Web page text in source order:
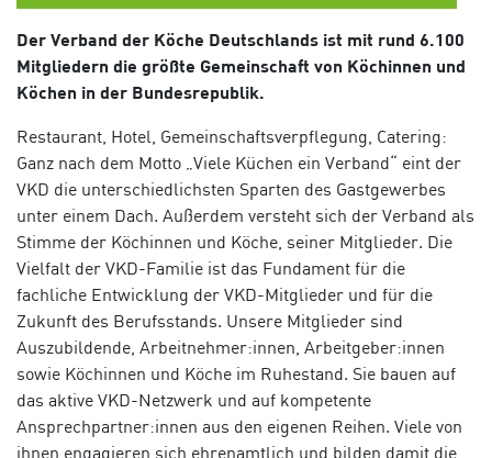
Der Verband der Köche Deutschlands ist mit rund 6.100
Mitgliedern die größte Gemeinschaft von Köchinnen und
Köchen in der Bundesrepublik.
Restaurant, Hotel, Gemeinschaftsverpflegung, Catering:
Ganz nach dem Motto „Viele Küchen ein Verband“ eint der
VKD die unterschiedlichsten Sparten des Gastgewerbes
unter einem Dach. Außerdem versteht sich der Verband als
Stimme der Köchinnen und Köche, seiner Mitglieder. Die
Vielfalt der VKD-Familie ist das Fundament für die
fachliche Entwicklung der VKD-Mitglieder und für die
Zukunft des Berufsstands. Unsere Mitglieder sind
Auszubildende, Arbeitnehmer:innen, Arbeitgeber:innen
sowie Köchinnen und Köche im Ruhestand. Sie bauen auf
das aktive VKD-Netzwerk und auf kompetente
Ansprechpartner:innen aus den eigenen Reihen. Viele von
ihnen engagieren sich ehrenamtlich und bilden damit die